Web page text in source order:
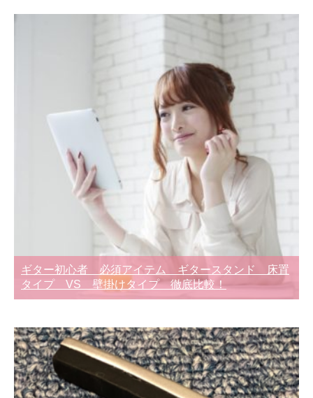
ギター初心者 必須アイテム ギタースタンド 床置
タイプ VS 壁掛けタイプ 徹底比較！